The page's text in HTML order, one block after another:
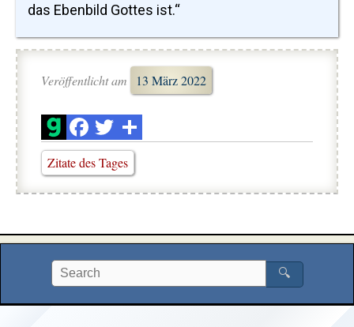
das Ebenbild Gottes ist.“
Veröffentlicht am 13 März 2022
Zitate des Tages
🔍